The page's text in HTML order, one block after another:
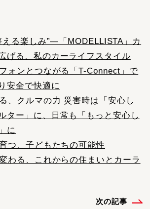
える楽しみ”―「MODELLISTA」カ
げる、私のカーライフスタイル
ォンとつながる「T-Connect」で
安全で快適に
、クルマの力 災害時は「安心し
ター」に、日常も「もっと安心し
に
つ、子どもたちの可能性
わる、これからの住まいとカーラ
次の記事